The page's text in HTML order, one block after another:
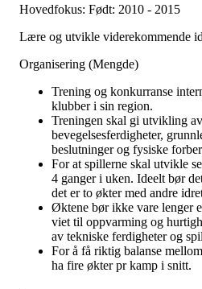
Hovedfokus: Født: 2010 - 2015
Lære og utvikle viderekommende
Organisering (Mengde)
Trening og konkurranse
klubber i sin region.
Treningen skal gi utvikling
bevegelsesferdigheter,
beslutninger og fysiske
For at spillerne skal utvikle
4 ganger i uken. Ideelt bør
det er to økter med andre
Øktene bør ikke vare lenger
viet til oppvarming og
av tekniske ferdigheter og
For å få riktig balanse
ha fire økter pr kamp i snitt.